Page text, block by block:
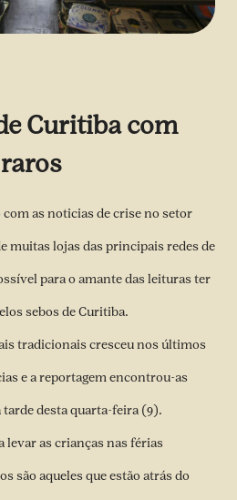
Curitiba com
com as noticias de crise no setor
muitas lojas das principais redes de
para o amante das leituras ter
sebos de Curitiba.
tradicionais cresceu nos últimos
e a reportagem encontrou-as
tarde desta quarta-feira (9).
levar as crianças nas férias
são aqueles que estão atrás do